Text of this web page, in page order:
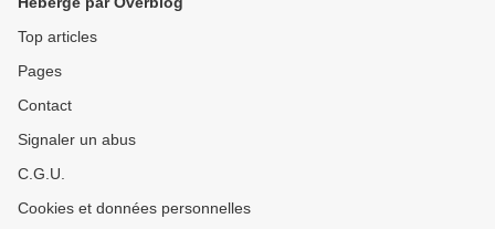
Top articles
Pages
Contact
Signaler un abus
C.G.U.
Cookies et données personnelles